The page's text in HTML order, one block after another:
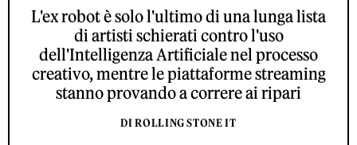
L'ex robot è solo l'ultimo di una lunga lista
di artisti schierati contro l'uso
dell'Intelligenza Artificiale nel processo
creativo, mentre le piattaforme streaming
stanno provando a correre ai ripari
DI ROLLING STONE IT